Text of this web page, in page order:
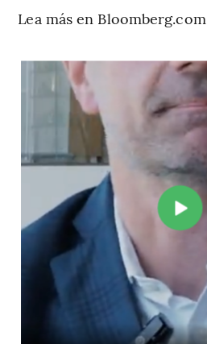
Lea más en Bloomberg.com